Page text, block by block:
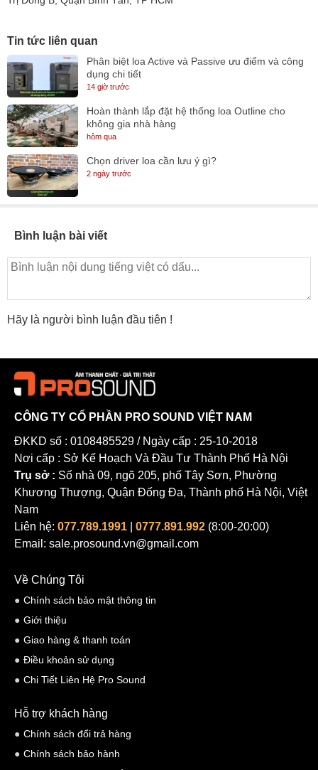
Tin tức liên quan
Phân biệt loa Active và Passive ưu điểm và công
dụng chi tiết
14 giờ trước
Hoàn thành lắp đặt hệ thống loa Outline cho
không gia nhà hàng
hôm qua
Chọn driver loa cần lưu ý gì?
2 ngày trước
Bình luận bài viết
Hãy là người bình luận đầu tiên !
CÔNG TY CỔ PHẦN PRO SOUND VIỆT NAM
ĐKKD số : 0108485529 / Ngày cấp : 25-10-2018
Nơi cấp : Sở Kế Hoạch Và Đầu Tư Thành Phố Hà Nội
Trụ sở : Số nhà 09, ngõ 205, phố Tây Sơn, Phường
Khương Thượng, Quận Đống Đa, Thành phố Hà Nội, Việt
Nam
Liên hệ: 077.789.1991 0777.891.992 (8:00-20:00)
Email: sale.prosound.vn@gmail.com
Về Chúng Tôi
Chính sách bảo mật thông tin
Giới thiệu
Giao hàng & thanh toán
Điều khoản sử dụng
Chi Tiết Liên Hệ Pro Sound
Hỗ trợ khách hàng
Chính sách đổi trả hàng
Chính sách bảo hành